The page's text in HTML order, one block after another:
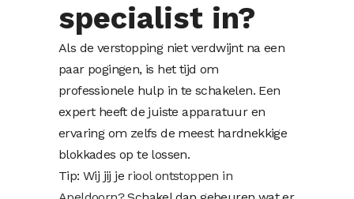
specialist in?
Als de verstopping niet verdwijnt na een
paar pogingen, is het tijd om
professionele hulp in te schakelen. Een
expert heeft de juiste apparatuur en
ervaring om zelfs de meest hardnekkige
blokkades op te lossen.
Tip: Wij jij je riool ontstoppen in